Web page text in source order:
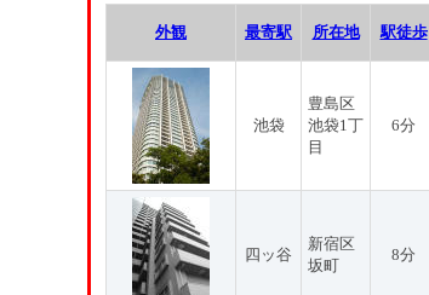
外観 最寄駅 所在地 駅徒歩
池袋
豊島区
池袋1丁
目
6分
四ッ谷
新宿区
坂町
8分